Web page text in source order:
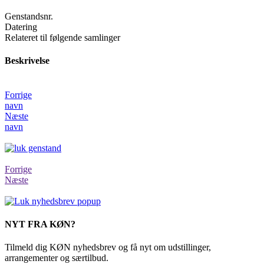
Genstandsnr.
Datering
Relateret til følgende samlinger
Beskrivelse
Forrige
navn
Næste
navn
Forrige
Næste
NYT FRA KØN?
Tilmeld dig KØN nyhedsbrev og få nyt om udstillinger,
arrangementer og særtilbud.